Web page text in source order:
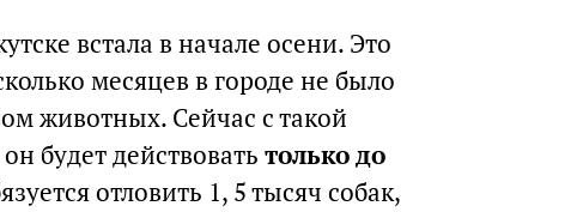
встала в начале осени. Это
месяцев в городе не было
животных. Сейчас с такой
будет действовать только до
отловить 1, 5 тысяч собак,